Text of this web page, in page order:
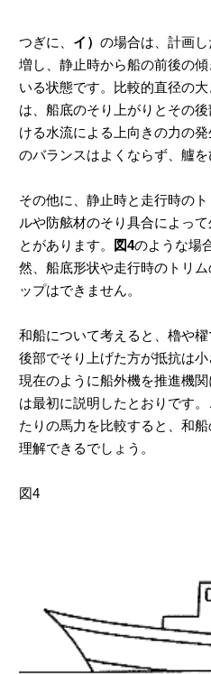
つぎに、 イ） の場合は、計画
増し、静止時から船の前後の
いる状態です。比較的直径の
は、船底のそり上がりとその
ける水流による上向きの力の
のバランスはよくならず、艫を
その他に、静止時と走行時の
ルや防舷材のそり具合によっ
とがあります。
図4のような場
然、船底形状や走行時のトリ
ップはできません。
和船について考えると、櫓や
後部でそり上げた方が抵抗は小
現在のように船外機を推進機
は最初に説明したとおりです
たりの馬力を比較すると、和
理解できるでしょう。
図4